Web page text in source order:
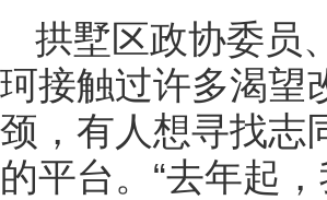
拱墅区政协委员
珂接触过许多渴望
颈，有人想寻找志
的平台。“去年起